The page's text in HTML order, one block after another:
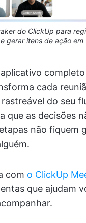
do ClickUp para
gerar itens de ação em
cada
do seu
que as decisões
não fiquem
com o ClickUp
que ajudam